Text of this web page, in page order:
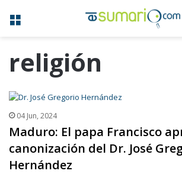
Menú
religión
04 Jun, 2024
Maduro: El papa Francisco
canonización del Dr. José
Hernández